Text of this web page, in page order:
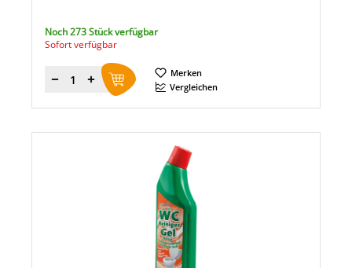
Noch 273 Stück verfügbar
Sofort verfügbar
Menge
Merken
Vergleichen